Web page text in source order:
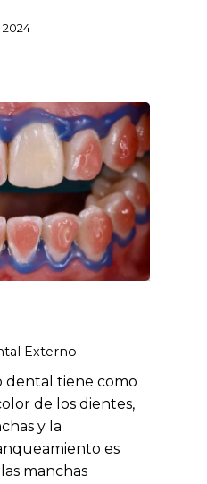
en el carrito.
to shop
Externo
dental tiene como
de los dientes,
y la
es
manchas